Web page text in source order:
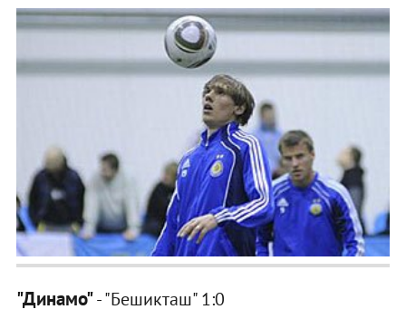
"Динамо"- "Бешикташ" 1:0